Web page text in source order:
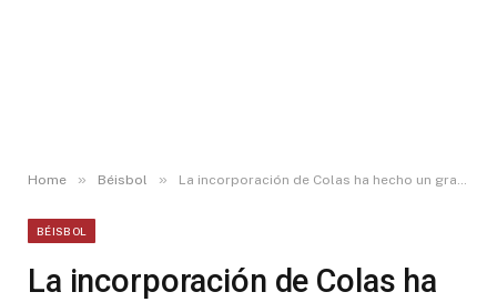
Home » Béisbol » La incorporación de Colas ha hecho un gran impacto en Holguín
BÉISBOL
La incorporación de Colas ha